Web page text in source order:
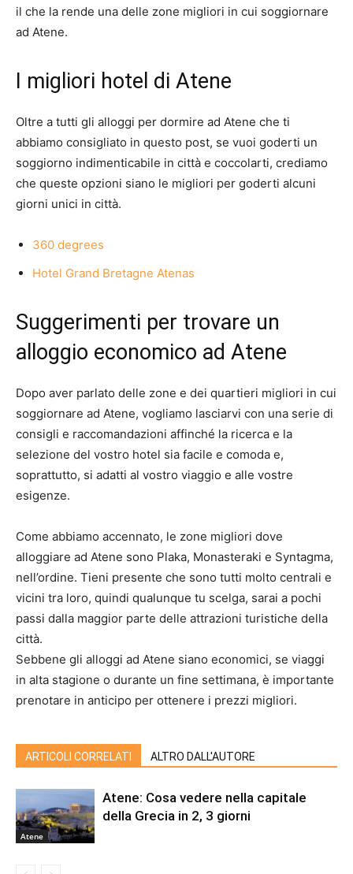
il che la rende una delle zone migliori in cui soggiornare
ad Atene.
I migliori hotel di Atene
Oltre a tutti gli alloggi per dormire ad Atene che ti
abbiamo consigliato in questo post, se vuoi goderti un
soggiorno indimenticabile in città e coccolarti, crediamo
che queste opzioni siano le migliori per goderti alcuni
giorni unici in città.
360 degrees
Hotel Grand Bretagne Atenas
Suggerimenti per trovare un
alloggio economico ad Atene
Dopo aver parlato delle zone e dei quartieri migliori in cui
soggiornare ad Atene, vogliamo lasciarvi con una serie di
consigli e raccomandazioni affinché la ricerca e la
selezione del vostro hotel sia facile e comoda e,
soprattutto, si adatti al vostro viaggio e alle vostre
esigenze.
Come abbiamo accennato, le zone migliori dove
alloggiare ad Atene sono Plaka, Monasteraki e Syntagma,
nell’ordine. Tieni presente che sono tutti molto centrali e
vicini tra loro, quindi qualunque tu scelga, sarai a pochi
passi dalla maggior parte delle attrazioni turistiche della
città.
Sebbene gli alloggi ad Atene siano economici, se viaggi
in alta stagione o durante un fine settimana, è importante
prenotare in anticipo per ottenere i prezzi migliori.
ARTICOLI CORRELATI ALTRO DALL'AUTORE
Atene
Atene: Cosa vedere nella capitale
della Grecia in 2, 3 giorni